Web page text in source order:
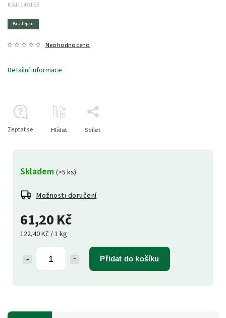
Kód: 140168
Bez lepku
Neohodnoceno
61,20 Kč
122,40 Kč / 1 kg
Přidat do košíku
Skladem (>5 ks)
Možnosti doručení
Detailní informace
Zeptat se Hlídat Sdílet